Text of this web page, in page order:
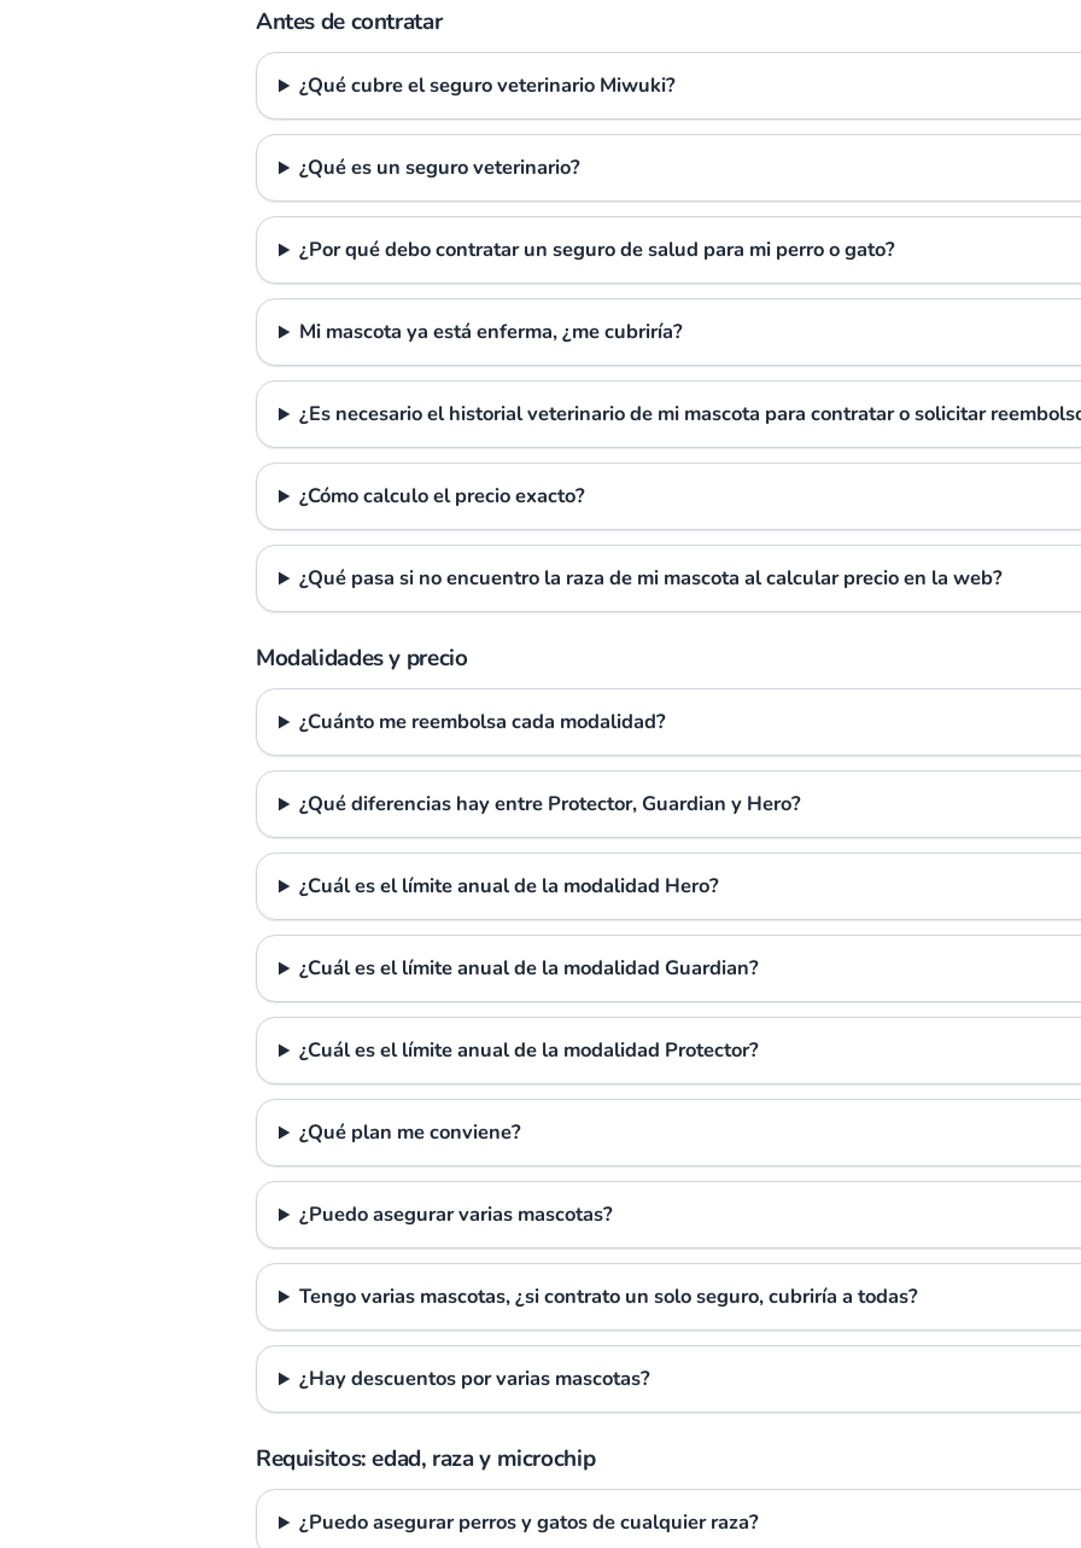
Antes de contratar
¿Qué cubre el seguro veterinario Miwuki?
¿Qué es un seguro veterinario?
¿Por qué debo contratar un seguro de salud para mi perro o gato?
Mi mascota ya está enferma, ¿me cubriría?
¿Es necesario el historial veterinario de mi mascota para contratar o solicitar
¿Cómo calculo el precio exacto?
¿Qué pasa si no encuentro la raza de mi mascota al calcular precio en la web?
Modalidades y precio
¿Cuánto me reembolsa cada modalidad?
¿Qué diferencias hay entre Protector, Guardian y Hero?
¿Cuál es el límite anual de la modalidad Hero?
¿Cuál es el límite anual de la modalidad Guardian?
¿Cuál es el límite anual de la modalidad Protector?
¿Qué plan me conviene?
¿Puedo asegurar varias mascotas?
Tengo varias mascotas, ¿si contrato un solo seguro, cubriría a todas?
¿Hay descuentos por varias mascotas?
Requisitos: edad, raza y microchip
¿Puedo asegurar perros y gatos de cualquier raza?